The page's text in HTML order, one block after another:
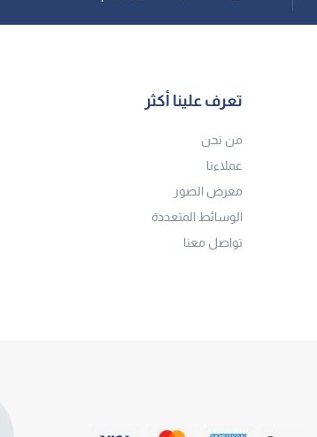
تعرف علينا أكثر
من نحن
عملاءنا
معرض الصور
الوسائط المتعددة
تواصل معنا